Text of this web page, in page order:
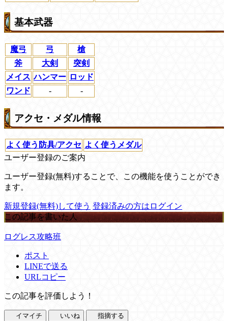
基本武器
魔弓 弓
槍
斧
大剣
突剣
メイス ハンマー ロッド
ワンド
- -
アクセ・メダル情報
よく使う防具/アクセ よく使うメダル
ユーザー登録のご案内
ユーザー登録(無料)することで、この機能を使うことができ
ます。
新規登録(無料)して使う 登録済みの方はログイン
この記事を書いた人
ログレス攻略班
ポスト
LINEで送る
URLコピー
この記事を評価しよう！
イマイチ いいね 指摘する